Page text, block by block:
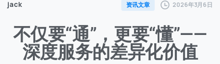
jack 资讯文章 2026年3月6日
不仅要“通”，更要“懂”——
深度服务的差异化价值